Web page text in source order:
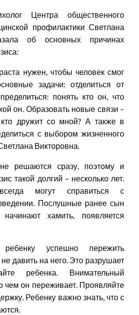
Центра общественного
профилактики Светлана
об основных причинах
нужен, чтобы человек смог
задачи: отделиться от
понять кто он, что
он. Образовать новые связи –
дружит со мной? А также в
с выбором жизненного
Викторовна.
решаются сразу, поэтому и
такой долгий – несколько лет.
могут справиться с
Послушные ранее сын
хамить, появляется
успешно пережить
не давить на него. Это разрушает
ребенка. Внимательный
чем он переживает. Проявляйте
Ребенку важно знать, что с